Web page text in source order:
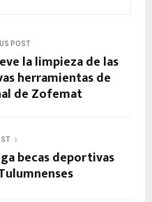
POST
la limpieza de las
herramientas de
de Zofemat
becas deportivas